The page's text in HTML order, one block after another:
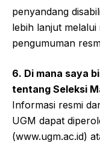
penyandang
lebih lanjut
pengumuman
6. Di mana saya
tentang Seleksi
Informasi resmi
UGM dapat
(www.ugm.ac.id)